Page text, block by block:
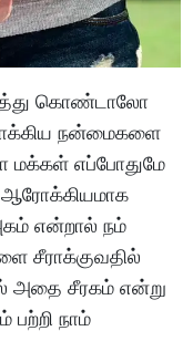
கொண்டாலோ
நன்மைகளை
மக்கள் எப்போதுமே
என்றால் நம்
சீராக்குவதில்
அதை சீரகம் என்று
நாம்